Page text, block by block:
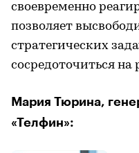
своевременно
позволяет
стратегических
сосредоточиться на
Мария Тюрина,
«Телфин»: